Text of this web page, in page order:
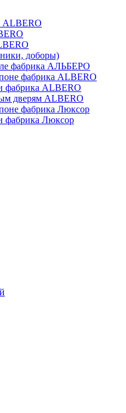
ALBERO
доборы)
фабрика АЛЬБЕРО
фабрика ALBERO
фабрика ALBERO
дверям ALBERO
фабрика Люксор
фабрика Люксор